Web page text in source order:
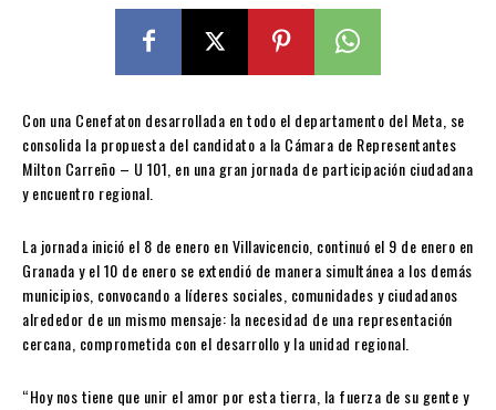
Con una Cenefaton desarrollada en todo el departamento del Meta, se
consolida la propuesta del candidato a la Cámara de Representantes
Milton Carreño – U 101, en una gran jornada de participación ciudadana
y encuentro regional.
La jornada inició el 8 de enero en Villavicencio, continuó el 9 de enero en
Granada y el 10 de enero se extendió de manera simultánea a los demás
municipios, convocando a líderes sociales, comunidades y ciudadanos
alrededor de un mismo mensaje: la necesidad de una representación
cercana, comprometida con el desarrollo y la unidad regional.
“Hoy nos tiene que unir el amor por esta tierra, la fuerza de su gente y